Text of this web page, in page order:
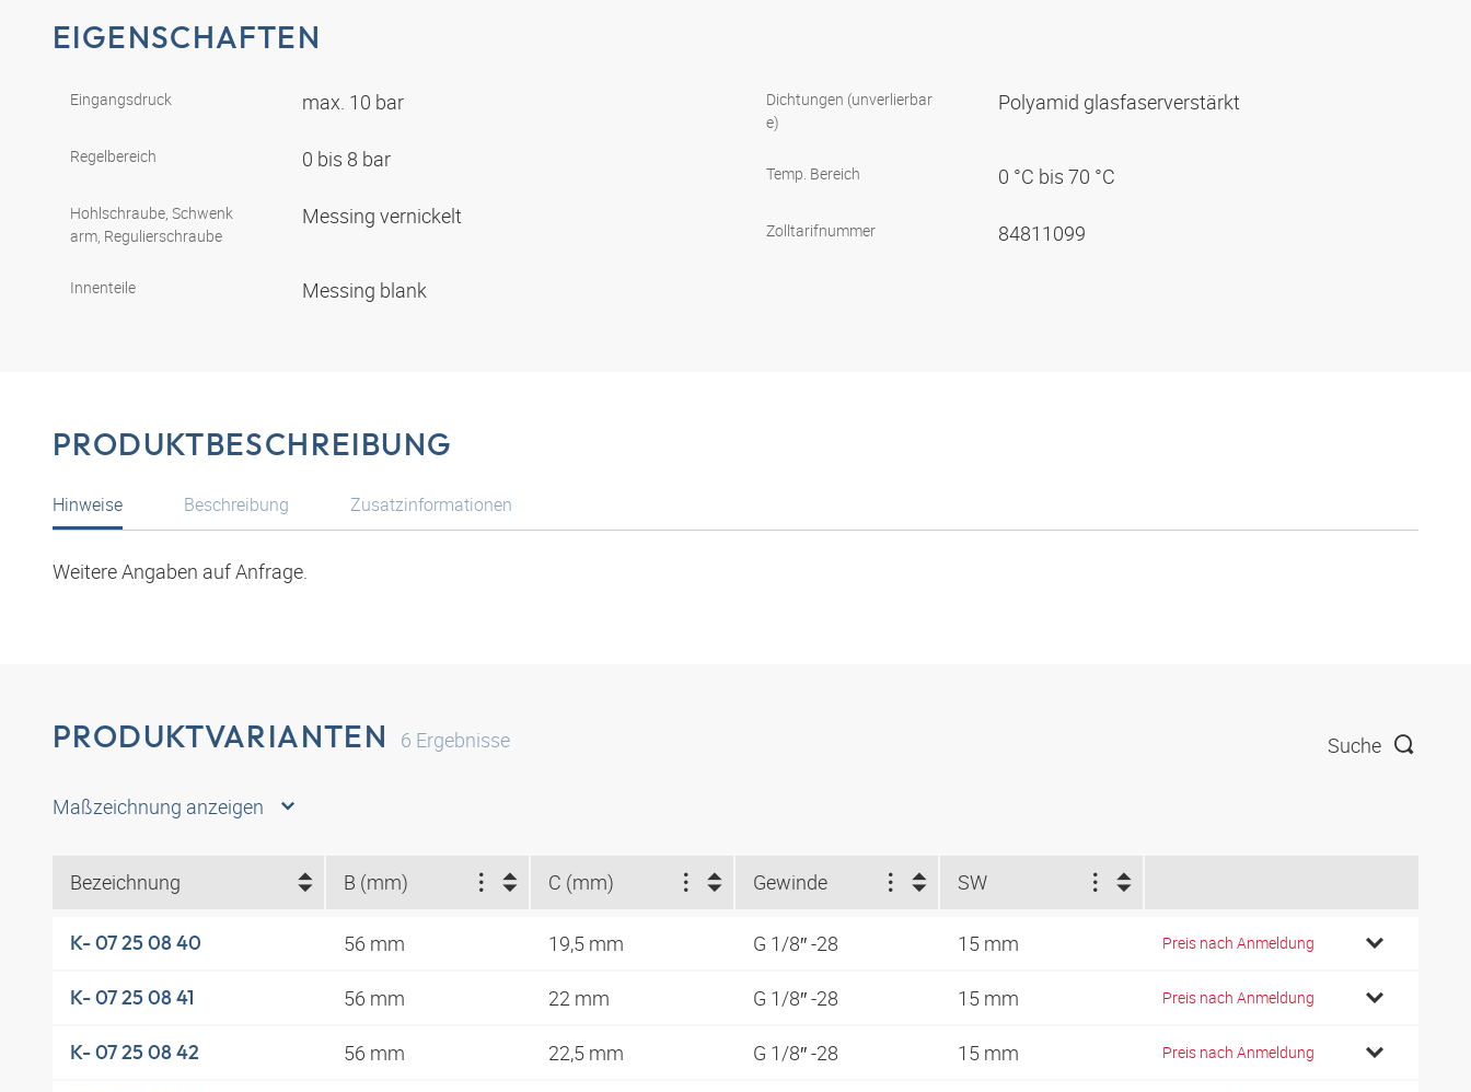
EIGENSCHAFTEN
Eingangsdruck max. 10 bar
Regelbereich 0 bis 8 bar
Hohlschraube, Schwenk
arm, Regulierschraube
Messing vernickelt
Innenteile Messing blank
Dichtungen (unverlierbar
e)
Polyamid glasfaserverstärkt
Temp. Bereich 0 °C bis 70 °C
Zolltarifnummer 84811099
PRODUKTBESCHREIBUNG
Hinweise
Weitere Angaben auf Anfrage.
Beschreibung Zusatzinformationen
PRODUKTVARIANTEN 6 Ergebnisse Suche
Maßzeichnung anzeigen
Bezeichnung B (mm) C (mm) Gewinde SW
K- 07 25 08 40 56 mm 19,5 mm G 1/8″ -28 15 mm Preis nach Anmeldung
K- 07 25 08 41 56 mm 22 mm G 1/8″ -28 15 mm Preis nach Anmeldung
K- 07 25 08 42 56 mm 22,5 mm G 1/8″ -28 15 mm Preis nach Anmeldung